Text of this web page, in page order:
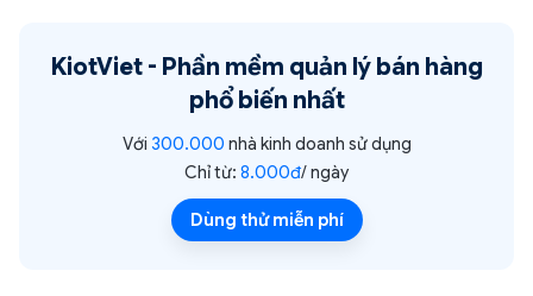
KiotViet - Phần mềm quản lý bán hàng
phổ biến nhất
Với 300.000 nhà kinh doanh sử dụng
Chỉ từ: 8.000đ/ ngày
Dùng thử miễn phí